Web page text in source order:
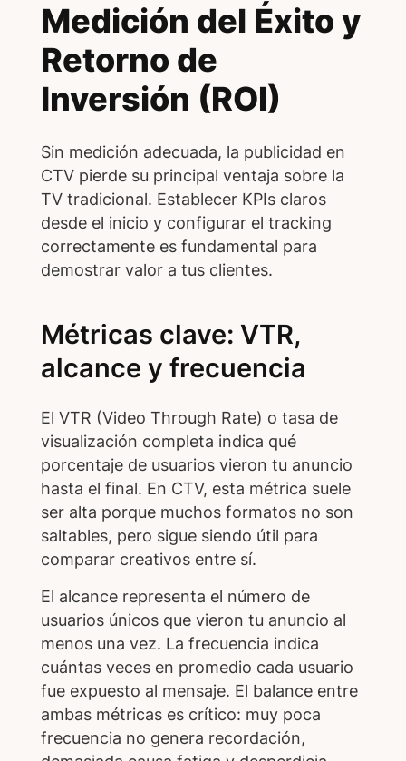
Medición del Éxito y
Retorno de
Inversión (ROI)
Sin medición adecuada, la publicidad en
CTV pierde su principal ventaja sobre la
TV tradicional. Establecer KPIs claros
desde el inicio y configurar el tracking
correctamente es fundamental para
demostrar valor a tus clientes.
Métricas clave: VTR,
alcance y frecuencia
El VTR (Video Through Rate) o tasa de
visualización completa indica qué
porcentaje de usuarios vieron tu anuncio
hasta el final. En CTV, esta métrica suele
ser alta porque muchos formatos no son
saltables, pero sigue siendo útil para
comparar creativos entre sí.
El alcance representa el número de
usuarios únicos que vieron tu anuncio al
menos una vez. La frecuencia indica
cuántas veces en promedio cada usuario
fue expuesto al mensaje. El balance entre
ambas métricas es crítico: muy poca
frecuencia no genera recordación,